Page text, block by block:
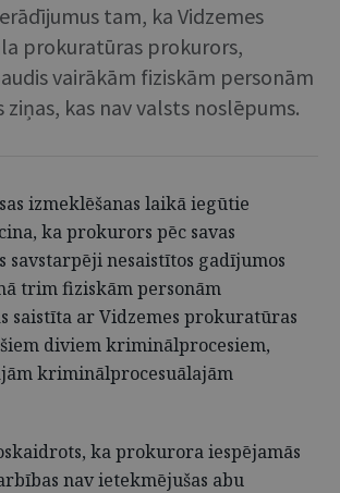
tam, ka Vidzemes
prokuratūras prokurors,
vairākām fiziskām personām
ziņas, kas nav valsts noslēpums.
izmeklēšanas laikā iegūtie
ka prokurors pēc savas
savstarpēji nesaistītos gadījumos
trim fiziskām personām
saistīta ar Vidzemes prokuratūras
diviem kriminālprocesiem,
kriminālprocesuālajām
ka prokurora iespējamās
nav ietekmējušas abu